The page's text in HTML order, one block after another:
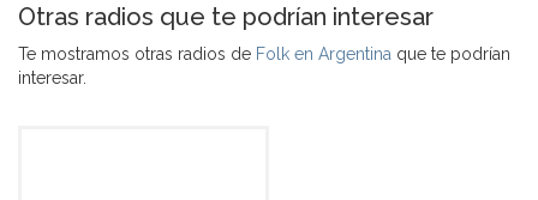
Otras radios que te podrían interesar
Te mostramos otras radios de Folk en Argentina que te podrían
interesar.